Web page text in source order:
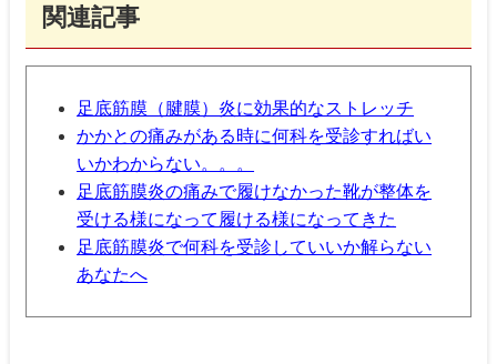
関連記事
足底筋膜（腱膜）炎に効果的なストレッチ
かかとの痛みがある時に何科を受診すればい
いかわからない。。。
足底筋膜炎の痛みで履けなかった靴が整体を
受ける様になって履ける様になってきた
足底筋膜炎で何科を受診していいか解らない
あなたへ